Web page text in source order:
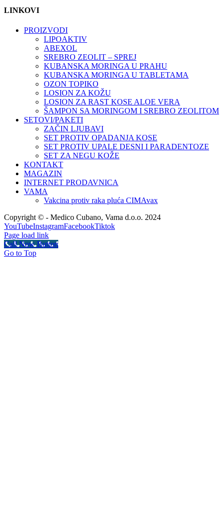
LINKOVI
PROIZVODI
LIPOAKTIV
ABEXOL
SREBRO ZEOLIT – SPREJ
KUBANSKA MORINGA U PRAHU
KUBANSKA MORINGA U TABLETAMA
OZON TOPIKO
LOSION ZA KOŽU
LOSION ZA RAST KOSE ALOE VERA
ŠAMPON SA MORINGOM I SREBRO ZEOLITOM
SETOVI/PAKETI
ZAČIN LJUBAVI
SET PROTIV OPADANJA KOSE
SET PROTIV UPALE DESNI I PARADENTOZE
SET ZA NEGU KOŽE
KONTAKT
MAGAZIN
INTERNET PRODAVNICA
VAMA
Vakcina protiv raka pluća CIMAvax
Copyright © - Medico Cubano, Vama d.o.o. 2024
YouTubeInstagramFacebookTiktok
Page load link
Call Now Button
Go to Top